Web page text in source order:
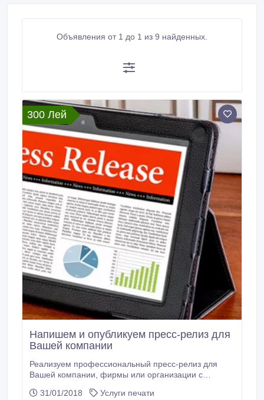
Объявления от 1 до 1 из 9 найденных.
300 Лей
Напишем и опубликуем пресс-релиз для
Вашей компании
Реализуем профессиональный пресс-релиз для
Вашей компании, фирмы или организации с
https://drochia.report/ . DROCHIA REPORTER
31/01/2018
Услуги печати